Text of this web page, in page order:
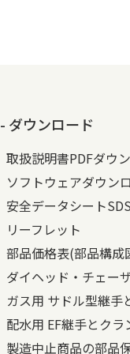
- ダウンロード
取扱説明書PDFダウ
ソフトウェアダウン
安全データシート
リーフレット
部品価格表(部品構成
ダイヘッド・チェー
ガス用 サドル型継手
配水用 EF継手とク
製造中止商品の部品